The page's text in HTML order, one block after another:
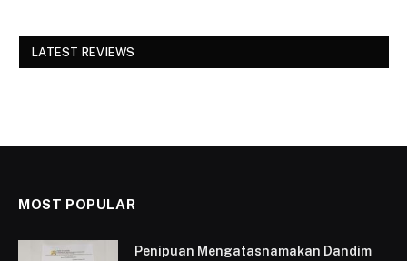
LATEST REVIEWS
MOST POPULAR
Penipuan Mengatasnamakan Dandim